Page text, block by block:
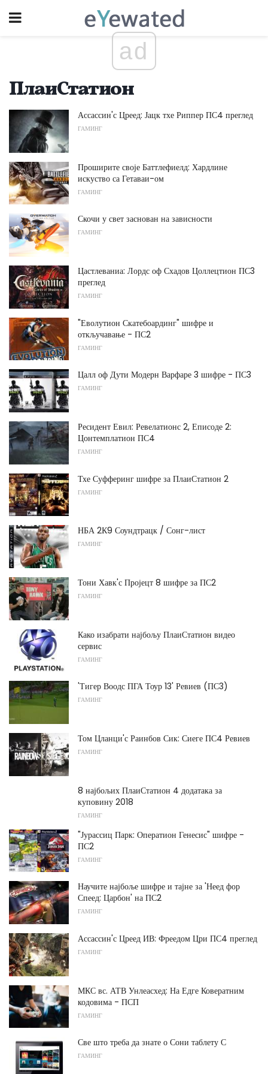
ad
ПлаиСтатион
Ассассин'с Цреед: Јацк тхе Риппер ПС4 преглед
ГАМИНГ
Проширите своје Баттлефиелд: Хардлине
искуство са Гетаваи-ом
ГАМИНГ
Скочи у свет заснован на зависности
ГАМИНГ
Цастлеваниа: Лордс оф Схадов Цоллецтион ПС3
преглед
ГАМИНГ
"Еволутион Скатебоардинг" шифре и
откључавање - ПС2
ГАМИНГ
Цалл оф Дути Модерн Варфаре 3 шифре - ПС3
ГАМИНГ
Ресидент Евил: Ревелатионс 2, Еписоде 2:
Цонтемплатион ПС4
ГАМИНГ
Тхе Суфферинг шифре за ПлаиСтатион 2
ГАМИНГ
НБА 2К9 Соундтрацк / Сонг-лист
ГАМИНГ
Тони Хавк'с Пројецт 8 шифре за ПС2
ГАМИНГ
Како изабрати најбољу ПлаиСтатион видео
сервис
ГАМИНГ
'Тигер Воодс ПГА Тоур 13' Ревиев (ПС3)
ГАМИНГ
Том Цланци'с Раинбов Сик: Сиеге ПС4 Ревиев
ГАМИНГ
8 најбољих ПлаиСтатион 4 додатака за
куповину 2018
ГАМИНГ
"Јурассиц Парк: Оператион Генесис" шифре -
ПС2
ГАМИНГ
Научите најбоље шифре и тајне за 'Неед фор
Спеед: Царбон' на ПС2
ГАМИНГ
Ассассин'с Цреед ИВ: Фреедом Цри ПС4 преглед
ГАМИНГ
МКС вс. АТВ Унлеасхед: На Едге Ковератним
кодовима - ПСП
ГАМИНГ
Све што треба да знате о Сони таблету С
ГАМИНГ